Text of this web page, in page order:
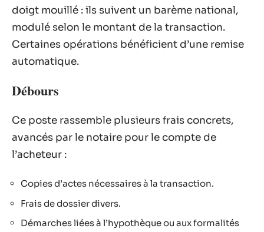
doigt mouillé : ils suivent un barème national,
modulé selon le montant de la transaction.
Certaines opérations bénéficient d’une remise
automatique.
Débours
Ce poste rassemble plusieurs frais concrets,
avancés par le notaire pour le compte de
l’acheteur :
Copies d’actes nécessaires à la transaction.
Frais de dossier divers.
Démarches liées à l’hypothèque ou aux formalités